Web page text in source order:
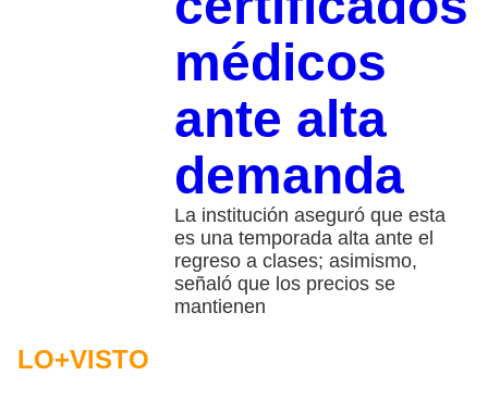
médicos
ante alta
demanda
La institución aseguró que esta
es una temporada alta ante el
regreso a clases; asimismo,
señaló que los precios se
mantienen
LO+VISTO